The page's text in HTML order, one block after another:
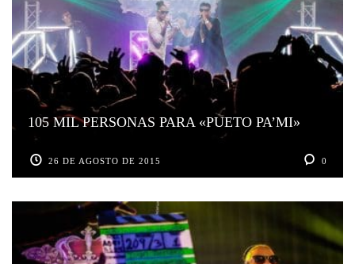
105 MIL PERSONAS PARA «PUETO PA’MI»
26 DE AGOSTO DE 2015 0